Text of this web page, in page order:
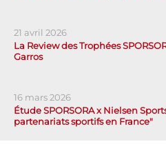
21 avril 2026
La Review des Trophées
Garros
16 mars 2026
Étude SPORSORA x Nielsen
partenariats sportifs en France"